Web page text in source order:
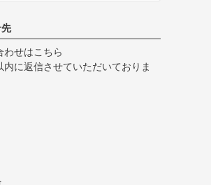
わせはこちら
内に返信させていただいておりま